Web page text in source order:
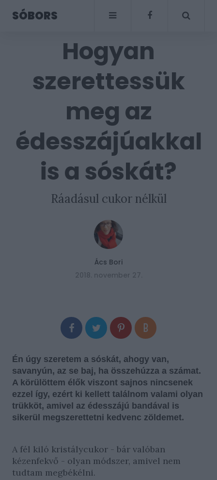
SÓBORS
Hogyan
szerettessük
meg az
édesszájúakkal
is a sóskát?
Ráadásul cukor nélkül
Ács Bori
2018. november 27.
Én úgy szeretem a sóskát, ahogy van,
savanyún, az se baj, ha összehúzza a számat.
A körülöttem élők viszont sajnos nincsenek
ezzel így, ezért ki kellett találnom valami olyan
trükköt, amivel az édesszájú bandával is
sikerül megszerettetni kedvenc zöldemet.
A fél kiló kristálycukor - bár valóban
kézenfekvő - olyan módszer, amivel nem
tudtam megbékélni.